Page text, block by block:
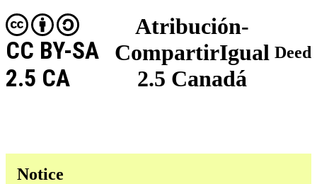
Atribución-
CompartirIgual
2.5 Canadá
CC BY-SA
2.5 CA
Deed
Notice